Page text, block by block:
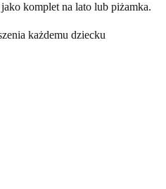
komplet na lato lub piżamka.
każdemu dziecku